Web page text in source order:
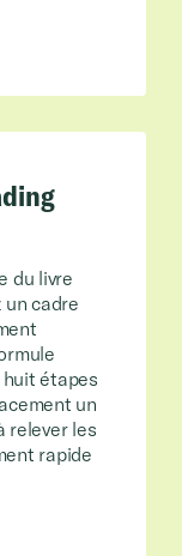
du livre
un cadre
huit étapes
un
relever les
rapide